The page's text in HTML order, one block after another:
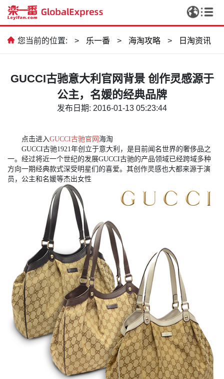
您当前的位置: > 乐一番 > 海淘攻略 > 日淘资讯
GUCCI古驰意大利官网背景 创作灵感源于
公主，名媛的经典品牌
发布日期: 2016-01-13 05:23:44
点击进入GUCCI古驰官网 海淘
GUCCI古驰1921年创立于意大利，是目前闻名世界的奢侈品之
一。经过将近一个世纪的发展GUCCI古驰的产品领域已经跨域多种
方向一期经典款式深受明星们的喜爱。其创作灵感也大都来源于演
员，公主和名媛等杰出女性